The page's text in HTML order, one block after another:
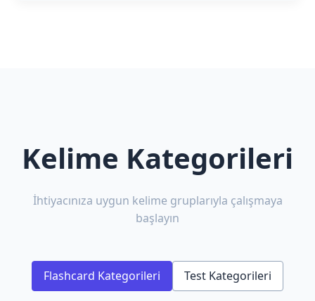
Kelime Kategorileri
İhtiyacınıza uygun kelime gruplarıyla çalışmaya
başlayın
Flashcard Kategorileri Test Kategorileri